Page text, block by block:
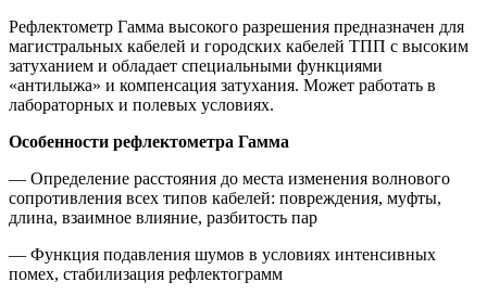
Рефлектометр Гамма высокого разрешения предназначен для
магистральных кабелей и городских кабелей ТПП с высоким
затуханием и обладает специальными функциями
«антилыжа» и компенсация затухания. Может работать в
лабораторных и полевых условиях.
Особенности рефлектометра Гамма
— Определение расстояния до места изменения волнового
сопротивления всех типов кабелей: повреждения, муфты,
длина, взаимное влияние, разбитость пар
— Функция подавления шумов в условиях интенсивных
помех, стабилизация рефлектограмм